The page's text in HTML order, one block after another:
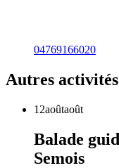
04769166020
Autres activités
12aoûtaoût
Balade
Semois